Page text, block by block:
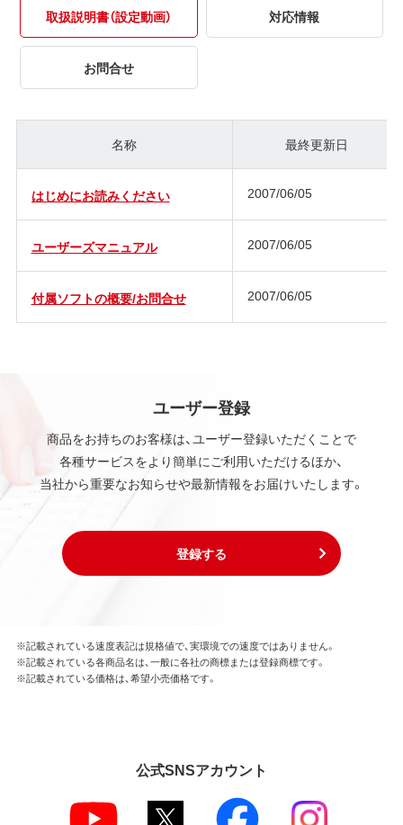
取扱説明書（設定動画） 対応情報
お問合せ
名称 最終更新日
はじめにお読みください 2007/06/05
ユーザーズマニュアル 2007/06/05
付属ソフトの概要/お問合せ 2007/06/05
ユーザー登録
商品をお持ちのお客様は、ユーザー登録いただくことで
各種サービスをより簡単にご利用いただけるほか、
当社から重要なお知らせや最新情報をお届けいたします。
登録する
※記載されている速度表記は規格値で、実環境での速度ではありません。
※記載されている各商品名は、一般に各社の商標または登録商標です。
※記載されている価格は、希望小売価格です。
公式SNSアカウント